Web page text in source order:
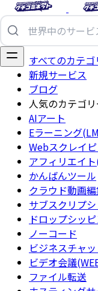
すべてのカテゴ
新規サービス
ブログ
人気のカテゴリ
AIアート
Eラーニング
Webスクレイ
アフィリエイ
かんばんツール
クラウド動画
サブスクリプ
ドロップシッ
ノーコード
ビジネスチャッ
ビデオ会議
ファイル転送